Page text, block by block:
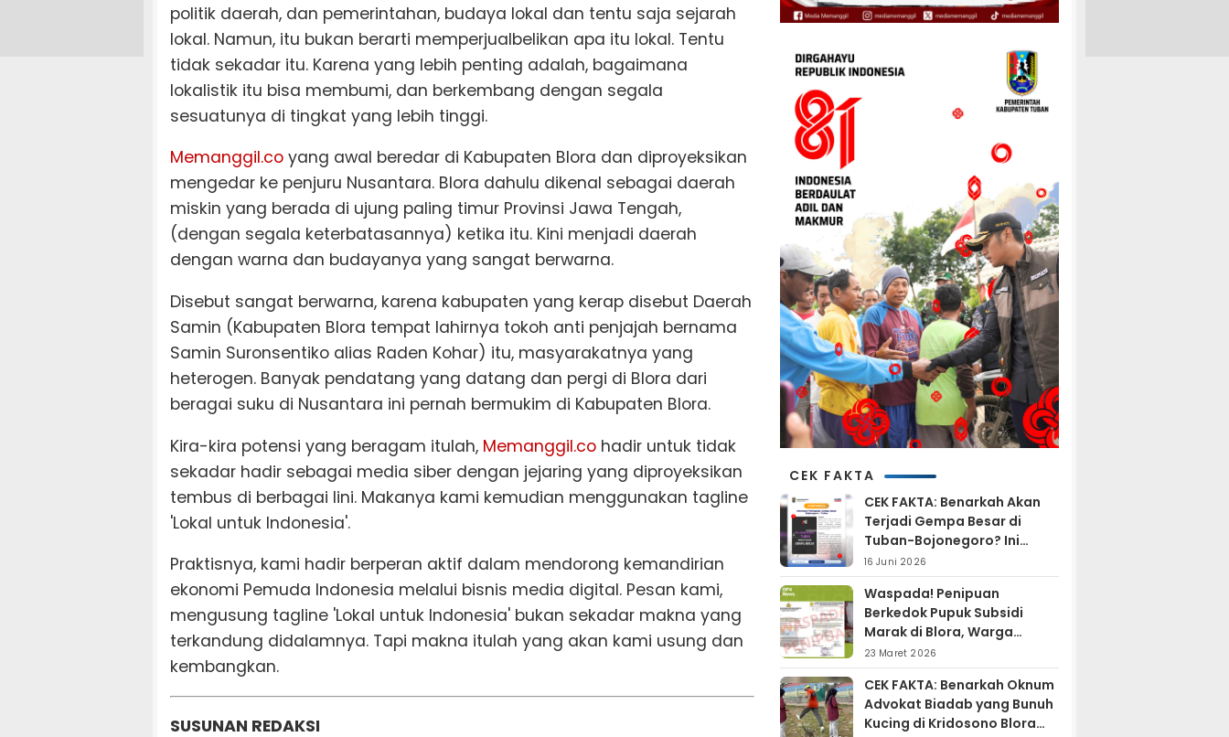
politik daerah, dan pemerintahan, budaya lokal dan tentu saja sejarah
lokal. Namun, itu bukan berarti memperjualbelikan apa itu lokal. Tentu
tidak sekadar itu. Karena yang lebih penting adalah, bagaimana
lokalistik itu bisa membumi, dan berkembang dengan segala
sesuatunya di tingkat yang lebih tinggi.
Memanggil.co yang awal beredar di Kabupaten Blora dan diproyeksikan
mengedar ke penjuru Nusantara. Blora dahulu dikenal sebagai daerah
miskin yang berada di ujung paling timur Provinsi Jawa Tengah,
(dengan segala keterbatasannya) ketika itu. Kini menjadi daerah
dengan warna dan budayanya yang sangat berwarna.
Disebut sangat berwarna, karena kabupaten yang kerap disebut Daerah
Samin (Kabupaten Blora tempat lahirnya tokoh anti penjajah bernama
Samin Suronsentiko alias Raden Kohar) itu, masyarakatnya yang
heterogen. Banyak pendatang yang datang dan pergi di Blora dari
beragai suku di Nusantara ini pernah bermukim di Kabupaten Blora.
Kira-kira potensi yang beragam itulah, Memanggil.co hadir untuk tidak
sekadar hadir sebagai media siber dengan jejaring yang diproyeksikan
tembus di berbagai lini. Makanya kami kemudian menggunakan tagline
'Lokal untuk Indonesia'.
Praktisnya, kami hadir berperan aktif dalam mendorong kemandirian
ekonomi Pemuda Indonesia melalui bisnis media digital. Pesan kami,
mengusung tagline 'Lokal untuk Indonesia' bukan sekadar makna yang
terkandung didalamnya. Tapi makna itulah yang akan kami usung dan
kembangkan.
SUSUNAN REDAKSI
CEK FAKTA
CEK FAKTA: Benarkah Akan
Terjadi Gempa Besar di
Tuban-Bojonegoro? Ini
Penjelasan BMKG
16 Juni 2026
Waspada! Penipuan
Berkedok Pupuk Subsidi
Marak di Blora, Warga
Diminta Hati-hati
23 Maret 2026
CEK FAKTA: Benarkah Oknum
Advokat Biadab yang Bunuh
Kucing di Kridosono Blora